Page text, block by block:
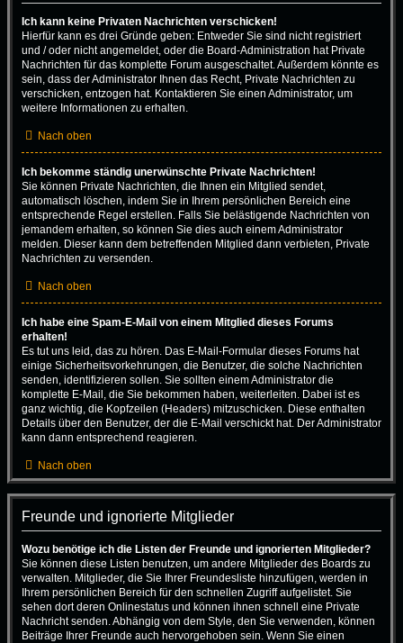
Ich kann keine Privaten Nachrichten verschicken!
Hierfür kann es drei Gründe geben: Entweder Sie sind nicht registriert
und / oder nicht angemeldet, oder die Board-Administration hat Private
Nachrichten für das komplette Forum ausgeschaltet. Außerdem könnte es
sein, dass der Administrator Ihnen das Recht, Private Nachrichten zu
verschicken, entzogen hat. Kontaktieren Sie einen Administrator, um
weitere Informationen zu erhalten.
Nach oben
Ich bekomme ständig unerwünschte Private Nachrichten!
Sie können Private Nachrichten, die Ihnen ein Mitglied sendet,
automatisch löschen, indem Sie in Ihrem persönlichen Bereich eine
entsprechende Regel erstellen. Falls Sie belästigende Nachrichten von
jemandem erhalten, so können Sie dies auch einem Administrator
melden. Dieser kann dem betreffenden Mitglied dann verbieten, Private
Nachrichten zu versenden.
Nach oben
Ich habe eine Spam-E-Mail von einem Mitglied dieses Forums
erhalten!
Es tut uns leid, das zu hören. Das E-Mail-Formular dieses Forums hat
einige Sicherheitsvorkehrungen, die Benutzer, die solche Nachrichten
senden, identifizieren sollen. Sie sollten einem Administrator die
komplette E-Mail, die Sie bekommen haben, weiterleiten. Dabei ist es
ganz wichtig, die Kopfzeilen (Headers) mitzuschicken. Diese enthalten
Details über den Benutzer, der die E-Mail verschickt hat. Der Administrator
kann dann entsprechend reagieren.
Nach oben
Freunde und ignorierte Mitglieder
Wozu benötige ich die Listen der Freunde und ignorierten Mitglieder?
Sie können diese Listen benutzen, um andere Mitglieder des Boards zu
verwalten. Mitglieder, die Sie Ihrer Freundesliste hinzufügen, werden in
Ihrem persönlichen Bereich für den schnellen Zugriff aufgelistet. Sie
sehen dort deren Onlinestatus und können ihnen schnell eine Private
Nachricht senden. Abhängig von dem Style, den Sie verwenden, können
Beiträge Ihrer Freunde auch hervorgehoben sein. Wenn Sie einen